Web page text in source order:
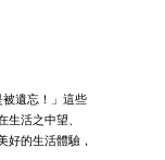
遺忘！」這些
生活之中望、
好的生活體驗，